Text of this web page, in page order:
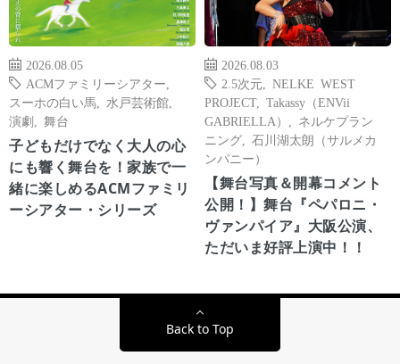
2026.08.05
ACMファミリーシアター
スーホの白い馬
水戸芸術館
演劇
舞台
子どもだけでなく大人の心
にも響く舞台を！家族で一
緒に楽しめるACMファミリ
ーシアター・シリーズ
2026.08.03
2.5次元
NELKE WEST
PROJECT, Takassy（ENVii
GABRIELLA）
ネルケプラン
ニング
石川湖太朗（サルメカ
ンパニー）
【舞台写真＆開幕コメント
公開！】舞台『ペパロニ・
ヴァンパイア』大阪公演、
ただいま好評上演中！！
Back to Top